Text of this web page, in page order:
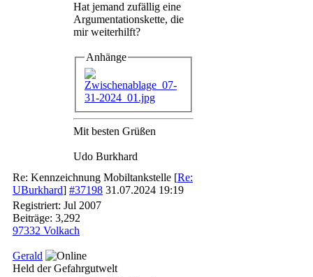
Hat jemand zufällig eine
Argumentationskette, die
mir weiterhilft?
Anhänge
Mit besten Grüßen
Udo Burkhard
Re: Kennzeichnung Mobiltankstelle [Re:
UBurkhard] #37198 31.07.2024 19:19
Registriert: Jul 2007
Beiträge: 3,292
97332 Volkach
Gerald
Held der Gefahrgutwelt